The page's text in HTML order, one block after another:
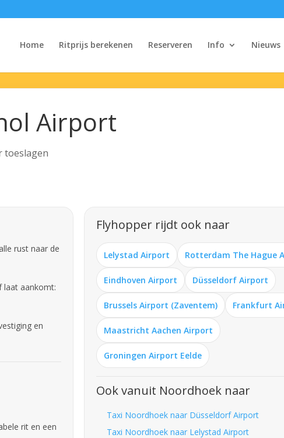
Home Ritprijs berekenen Reserveren Info Nieuws
Airport
toeslagen
rust naar de
laat aankomt:
en
rit en een
Flyhopper rijdt ook naar
Lelystad Airport Rotterdam The Hague
Eindhoven Airport Düsseldorf Airport
Brussels Airport (Zaventem) Frankfurt
Maastricht Aachen Airport
Groningen Airport Eelde
Ook vanuit Noordhoek naar
Taxi Noordhoek naar Düsseldorf Airport
Taxi Noordhoek naar Lelystad Airport